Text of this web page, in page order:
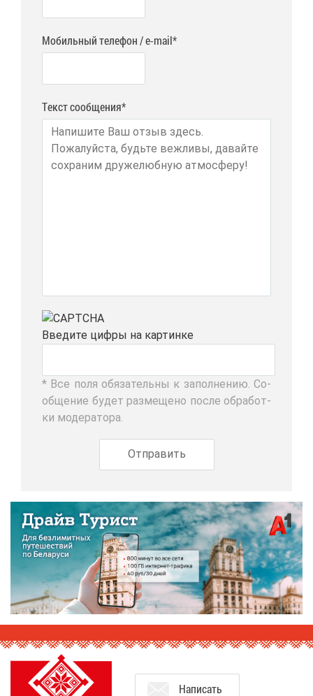
Мобильный телефон / e-mail*
Текст сообщения*
Вве­ди­те циф­ры на кар­тин­ке
* Все по­ля обя­за­тель­ны к за­пол­не­нию. Со­
об­ще­ние бу­дет раз­ме­ще­но по­сле об­ра­бот­
ки мо­де­ра­то­ра.
На­пи­сать